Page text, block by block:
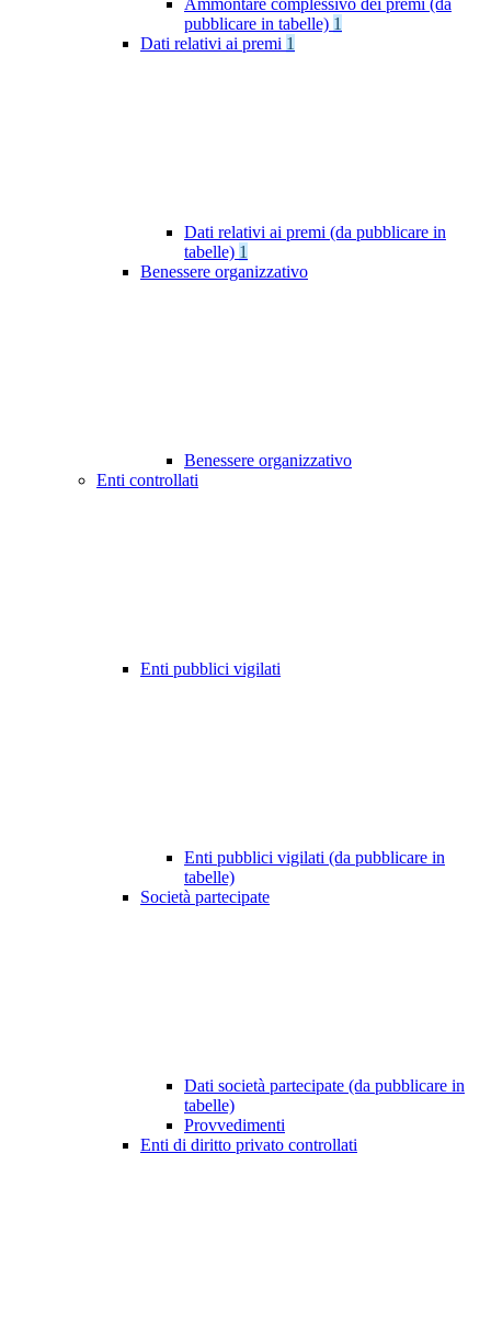
Ammontare complessivo dei premi (da
pubblicare in tabelle) 1
Dati relativi ai premi 1
Dati relativi ai premi (da pubblicare in
tabelle) 1
Benessere organizzativo
Benessere organizzativo
Enti controllati
Enti pubblici vigilati
Enti pubblici vigilati (da pubblicare in
tabelle)
Società partecipate
Dati società partecipate (da pubblicare in
tabelle)
Provvedimenti
Enti di diritto privato controllati